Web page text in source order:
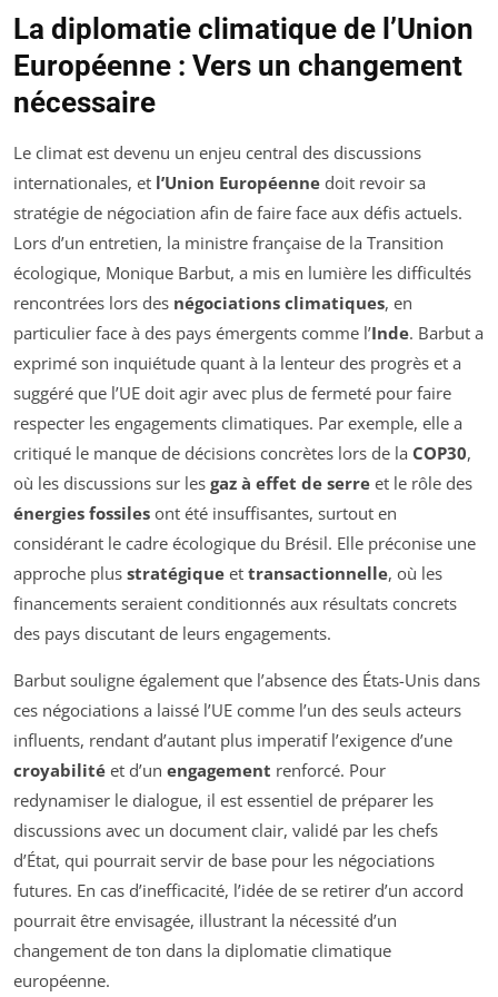
La diplomatie climatique de l’Union
Européenne : Vers un changement
nécessaire
Le climat est devenu un enjeu central des discussions
internationales, et l’Union Européenne doit revoir sa
stratégie de négociation afin de faire face aux défis actuels.
Lors d’un entretien, la ministre française de la Transition
écologique, Monique Barbut, a mis en lumière les difficultés
rencontrées lors des négociations climatiques, en
particulier face à des pays émergents comme l’Inde. Barbut a
exprimé son inquiétude quant à la lenteur des progrès et a
suggéré que l’UE doit agir avec plus de fermeté pour faire
respecter les engagements climatiques. Par exemple, elle a
critiqué le manque de décisions concrètes lors de la COP30,
où les discussions sur les gaz à effet de serre et le rôle des
énergies fossiles ont été insuffisantes, surtout en
considérant le cadre écologique du Brésil. Elle préconise une
approche plus stratégique et transactionnelle, où les
financements seraient conditionnés aux résultats concrets
des pays discutant de leurs engagements.
Barbut souligne également que l’absence des États-Unis dans
ces négociations a laissé l’UE comme l’un des seuls acteurs
influents, rendant d’autant plus imperatif l’exigence d’une
croyabilité et d’un engagement renforcé. Pour
redynamiser le dialogue, il est essentiel de préparer les
discussions avec un document clair, validé par les chefs
d’État, qui pourrait servir de base pour les négociations
futures. En cas d’inefficacité, l’idée de se retirer d’un accord
pourrait être envisagée, illustrant la nécessité d’un
changement de ton dans la diplomatie climatique
européenne.